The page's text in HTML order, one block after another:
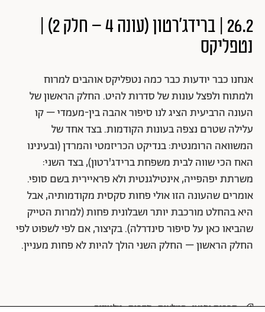
26.2 | ברידג'רטון (עונה 4 – חלק 2) |
נטפליקס
אנחנו כבר יודעות כבר כמה נטפליקס אוהבים למרוח
ולמתוח ולפצל עונות של סדרות להיט. החלק הראשון של
העונה הרביעית הציג לנו סיפור אהבה בין-מעמדי – קו
עלילה שטרם נצפה בעונות הקודמות. בצד אחד של
המשוואה הרומנטית: בנדיקט הכריזמטי והמרדן (ובעינינו
האח הכי שווה לבית משפחת ברידג'רטון), בצד השני:
משרתת יפהפייה, אינטילגנטית ולא פראיירית בשם סופי.
אומרים שהעונה הזו אולי פחות סקסית מקודמותיה, אבל
היא בהחלט מורכבת יותר ושבלונית פחות (למרות הטייק
שהביאו כאן על סיפור סינדרלה). בקיצור, אם לפי לשפוט לפי
החלק הראשון – החלק השני הולך להיות לא פחות מעניין.
תרבות ופנאי המלצות סדרות טלוויזיה